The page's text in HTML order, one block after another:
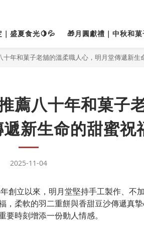
盛夏食光🍋💦 🎁月圓獻禮｜中秋和菓
十年和菓子老舖的溫柔職人心，明月堂傳遞新生
薦八十年和菓子
新生命的甜蜜祝
2025-11-04
創立以來，明月堂堅持手工製作、不
柔軟的羽二重餅與香甜豆沙傳遞真
時刻增添一份動人情感。